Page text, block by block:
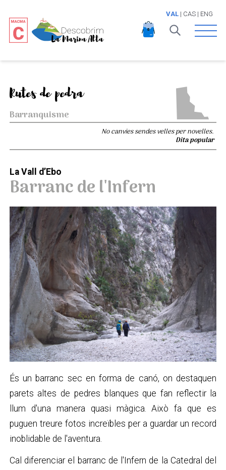
VAL| CAS| ENG
Open
Rutes de pedra
Barranquisme
No canvies sendes velles per novelles.
Dita popular
La Vall d’Ebo
Barranc de l'Infern
És un barranc sec en forma de canó, on destaquen
parets altes de pedres blanques que fan reflectir la
llum d'una manera quasi màgica. Això fa que es
puguen treure fotos increïbles per a guardar un record
inoblidable de l'aventura.
Cal diferenciar el barranc de l'Infern de la Catedral del